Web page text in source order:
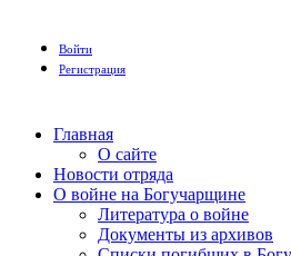
Войти
Регистрация
Главная
О сайте
Новости отряда
О войне на Богучарщине
Литература о войне
Документы из архивов